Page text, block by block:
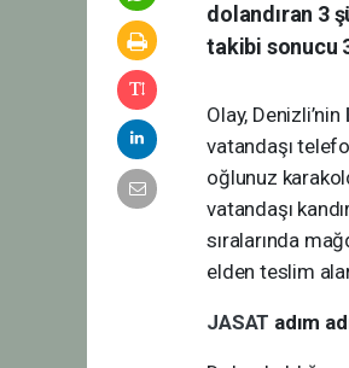
dolandıran 3
takibi sonucu
Olay, Denizli’nin
vatandaşı
oğlunuz
vatandaşı
sıralarında
elden teslim
JASAT adım